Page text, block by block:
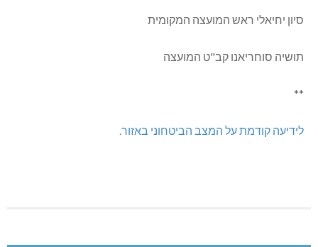
סיון יחיאלי ראש המועצה המקומית
תושיה סוחריאנו קב"ט המועצה
**
לידיעה קודמת על המצב הביטחוני באזור.